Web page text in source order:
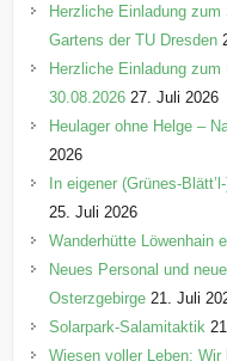
Erdgeschichte
freuen uns
Nationales
Termin
Beginn: 10:00
Parken: Auf den
Freier Eintritt.
Herzliche Einladung
Gartens der TU Dresden
Herzliche Einladung
30.08.2026 27. Juli 2026
Heulager ohne Helge –
2026
In eigener (Grünes-
25. Juli 2026
Wanderhütte Löwenhain
Neues Personal und
Osterzgebirge 21. Juli
Solarpark-Salamitaktik
Wiesen voller Leben: